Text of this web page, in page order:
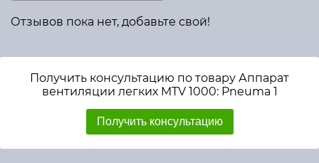
Отзывов пока нет, добавьте свой!
Получить консультацию по товару Аппарат
вентиляции легких MTV 1000: Pneuma 1
Получить консультацию